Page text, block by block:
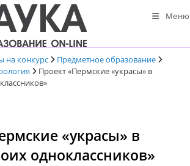
Меню
на конкурс
Предметное образование
Проект «Пермские «украсы» в
«украсы» в
одноклассников»